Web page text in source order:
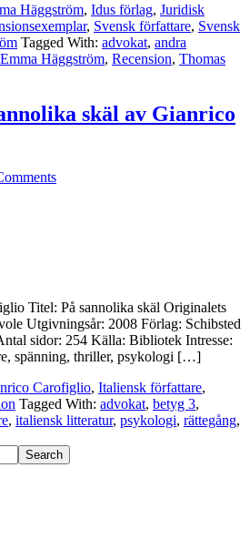
Häggström, Idus förlag, Juridisk
, Svensk författare, Svensk
Tagged With: advokat, andra
Emma Häggström, Recension, Thomas
skäl av Gianrico
Titel: På sannolika skäl Originalets
Utgivningsår: 2008 Förlag: Schibsted
sidor: 254 Källa: Bibliotek Intresse:
spänning, thriller, psykologi […]
Carofiglio, Italiensk författare,
Tagged With: advokat, betyg 3,
, italiensk litteratur, psykologi, rättegång,